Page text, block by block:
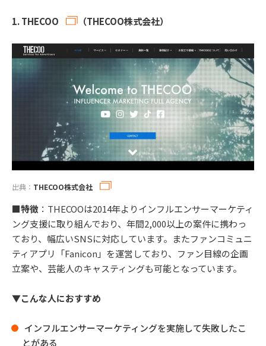
1.THECOO （THECOO株式会社）
出典： THECOO株式会社
■特徴 ：THECOOは2014年よりインフルエンサーマーケティ
ング支援に取り組んでおり、年間2,000以上の案件に携わっ
ており、幅広いSNSに対応しています。またファンコミュニ
ティアプリ「Fanicon」を運営しており、ファン目線の企画
立案や、芸能人のキャスティングも可能となっています。
▼こんな人におすすめ
インフルエンサーマーケティングを実施して失敗したこ
とがある